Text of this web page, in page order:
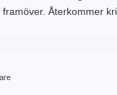
Återkommer